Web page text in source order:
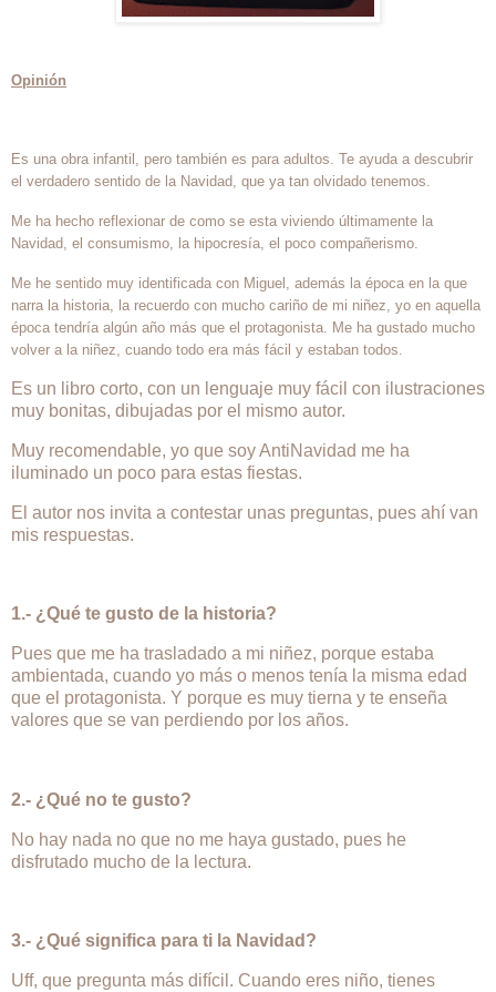
Opinión
Es una obra infantil, pero también es para adultos. Te ayuda a descubrir
el verdadero sentido de la Navidad, que ya tan olvidado tenemos.
Me ha hecho reflexionar de como se esta viviendo últimamente la
Navidad, el consumismo, la hipocresía, el poco compañerismo.
Me he sentido muy identificada con Miguel, además la época en la que
narra la historia, la recuerdo con mucho cariño de mi niñez, yo en aquella
época tendría algún año más que el protagonista. Me ha gustado mucho
volver a la niñez, cuando todo era más fácil y estaban todos.
Es un libro corto, con un lenguaje muy fácil con ilustraciones
muy bonitas, dibujadas por el mismo autor.
Muy recomendable, yo que soy AntiNavidad me ha
iluminado un poco para estas fiestas.
El autor nos invita a contestar unas preguntas, pues ahí van
mis respuestas.
1.- ¿Qué te gusto de la historia?
Pues que me ha trasladado a mi niñez, porque estaba
ambientada, cuando yo más o menos tenía la misma edad
que el protagonista. Y porque es muy tierna y te enseña
valores que se van perdiendo por los años.
2.- ¿Qué no te gusto?
No hay nada no que no me haya gustado, pues he
disfrutado mucho de la lectura.
3.- ¿Qué significa para ti la Navidad?
Uff, que pregunta más difícil. Cuando eres niño, tienes